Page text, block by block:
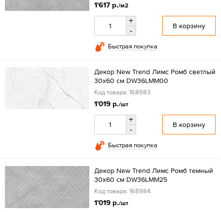
1'617 р./м2
+
-
В корзину
Быстрая покупка
Декор New Trend Лимс Ромб светлый
30x60 см DW36LMM00
Код товара: 168983
1'019 р./шт
+
-
В корзину
Быстрая покупка
Декор New Trend Лимс Ромб темный
30x60 см DW36LMM25
Код товара: 168984
1'019 р./шт